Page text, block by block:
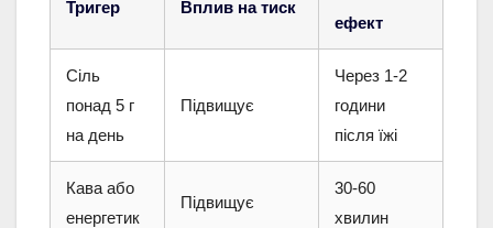
Тригер Вплив на тиск
ефект
Сіль
понад 5 г
на день
Підвищує
Через 1-2
години
після їжі
Кава або
енергетик
Підвищує
30-60
хвилин